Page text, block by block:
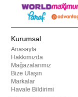
Kurumsal
Anasayfa
Hakkımızda
Mağazalarımız
Bize Ulaşın
Markalar
Havale Bildirimi